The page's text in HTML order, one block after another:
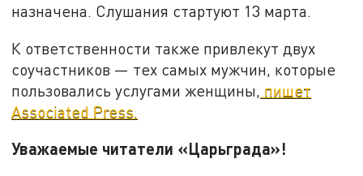
назначена. Слушания стартуют 13 марта.
К ответственности также привлекут двух
соучастников — тех самых мужчин, которые
пользовались услугами женщины, пишет
Associated Press.
Уважаемые читатели «Царьграда»!